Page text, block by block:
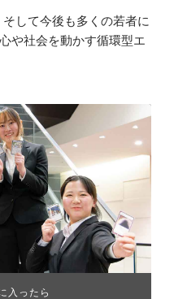
して今後も多くの若者に
や社会を動かす循環型エ
入ったら